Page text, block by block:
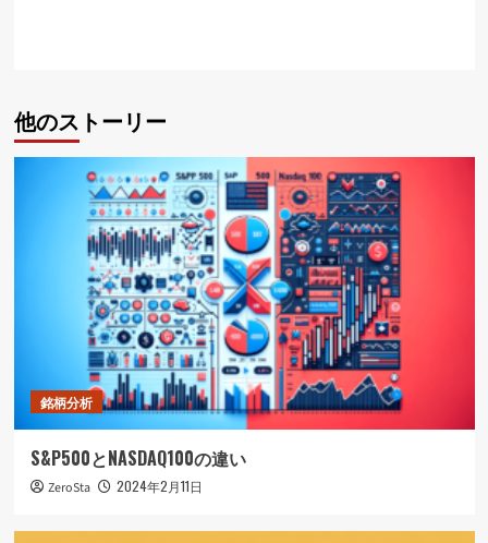
シ
ョ
ン
他のストーリー
銘柄分析
S&P500とNASDAQ100の違い
ZeroSta 2024年2月11日